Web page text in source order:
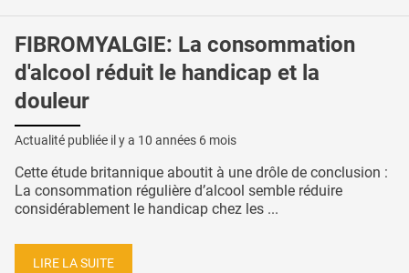
FIBROMYALGIE: La consommation
d'alcool réduit le handicap et la
douleur
Actualité publiée il y a 10 années 6 mois
Cette étude britannique aboutit à une drôle de conclusion :
La consommation régulière d’alcool semble réduire
considérablement le handicap chez les ...
LIRE LA SUITE